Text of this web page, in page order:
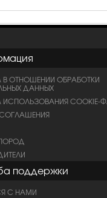
В ОТНОШЕНИИ ОБРАБОТКИ
ДАННЫХ
ИСПОЛЬЗОВАНИЯ COOKIE-
поддержки
С НАМИ